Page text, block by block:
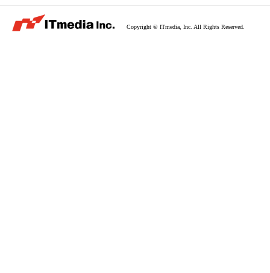
Copyright © ITmedia, Inc. All Rights Reserved.